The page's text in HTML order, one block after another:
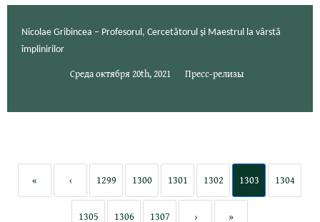
Nicolae Gribincea – Profesorul, Cercetătorul şi Maestrul la vârstă
împlinirilor
Среда октября 20th, 2021 Пресс-релизы
« ‹ 1299 1300 1301 1302 1303 1304
1305 1306 1307 › »